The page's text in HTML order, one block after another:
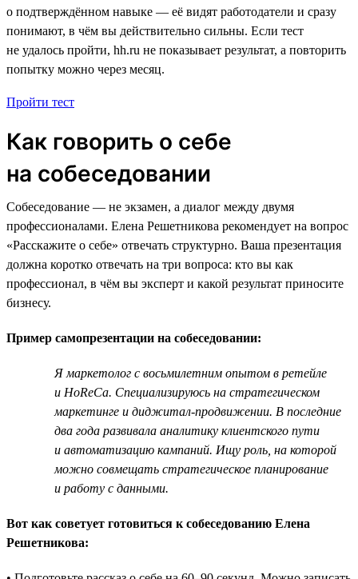
о подтверждённом навыке — её видят работодатели и сразу
понимают, в чём вы действительно сильны. Если тест
не удалось пройти, hh.ru не показывает результат, а повторить
попытку можно через месяц.
Пройти тест
Как говорить о себе
на собеседовании
Собеседование — не экзамен, а диалог между двумя
профессионалами. Елена Решетникова рекомендует на вопрос
«Расскажите о себе» отвечать структурно. Ваша презентация
должна коротко отвечать на три вопроса: кто вы как
профессионал, в чём вы эксперт и какой результат приносите
бизнесу.
Пример самопрезентации на собеседовании:
Я маркетолог с восьмилетним опытом в ретейле
и HoReCa. Специализируюсь на стратегическом
маркетинге и диджитал-продвижении. В последние
два года развивала аналитику клиентского пути
и автоматизацию кампаний. Ищу роль, на которой
можно совмещать стратегическое планирование
и работу с данными.
Вот как советует готовиться к собеседованию Елена
Решетникова: